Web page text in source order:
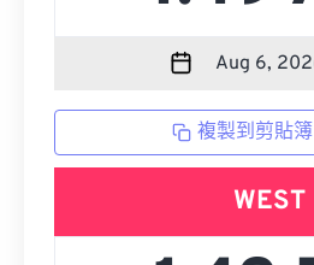
複製到剪貼簿
WEST